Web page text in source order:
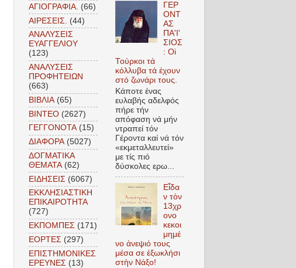
ΑΓΙΟΓΡΑΦΙΑ. (66)
ΑΙΡΕΣΕΙΣ.
(44)
ΑΝΑΛΥΣΕΙΣ
ΕΥΑΓΓΕΛΙΟΥ
(123)
ΑΝΑΛΥΣΕΙΣ
ΠΡΟΦΗΤΕΙΩΝ
(663)
ΒΙΒΛΙΑ (65)
ΒΙΝΤΕΟ (2627)
ΓΕΓΓΟΝΟΤΑ (15)
ΔΙΑΦΟΡΑ (5027)
ΔΟΓΜΑΤΙΚΑ
ΘΕΜΑΤΑ (62)
ΕΙΔΗΣΕΙΣ (6067)
ΕΚΚΛΗΣΙΑΣΤΙΚΗ
ΕΠΙΚΑΙΡΟΤΗΤΑ
(727)
ΕΚΠΟΜΠΕΣ (171)
ΕΟΡΤΕΣ (297)
ΕΠΙΣΤΗΜΟΝΙΚΕΣ
ΕΡΕΥΝΕΣ (13)
ΓΕΡ
ΟΝΤ
ΑΣ
ΠΑ'Ι'
ΣΙΟΣ
: Oi
Τούρκοι τά
κόλλυβα τά έχουν
στό ζωνάρι τους.
Kάποτε ένας
ευλαβής αδελφός
πήρε τήν
απόφαση νά μήν
ντραπεί τόν
Γέροντα καί νά τόν
«εκμεταλλευτεί»
με τίς πιό
δύσκολες ερω...
Εἶδα
ν τὸν
13χρ
ονο
κεκοι
μημέ
νο ἀνεψιό τους
μέσα σε ἐξωκλήσι
στὴν Νάξο!